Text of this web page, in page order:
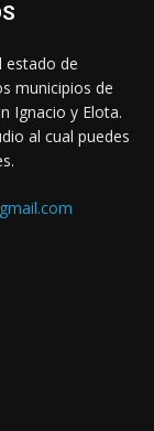
estado de
municipios de
Ignacio y Elota.
al cual puedes